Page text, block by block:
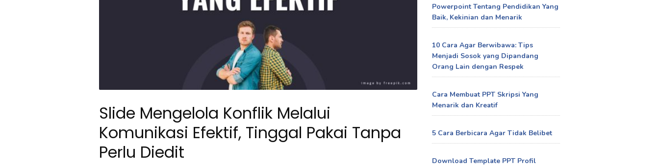
Slide Mengelola Konflik Melalui
Komunikasi Efektif, Tinggal Pakai Tanpa
Perlu Diedit
Powerpoint Tentang Pendidikan Yang
Baik, Kekinian dan Menarik
10 Cara Agar Berwibawa: Tips
Menjadi Sosok yang Dipandang
Orang Lain dengan Respek
Cara Membuat PPT Skripsi Yang
Menarik dan Kreatif
5 Cara Berbicara Agar Tidak Belibet
Download Template PPT Profil